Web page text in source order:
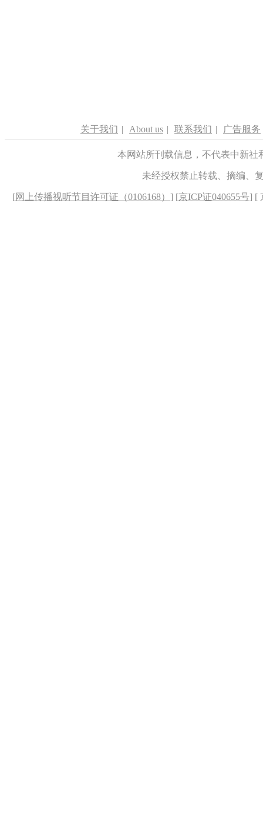
关于我们 | About us | 联系我们 | 广告服务
本网站所刊载信息，不代表中新
未经授权禁止转载、摘编、
[网上传播视听节目许可证（0106168） ] [京ICP证040655号] [